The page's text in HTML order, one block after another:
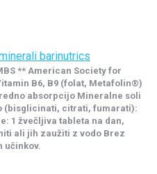
** American Society for
B6, B9 (folat, Metafolin®)
absorpcijo Mineralne soli
(bisglicinati, citrati, fumarati):
1 žvečljiva tableta na dan,
ali jih zaužiti z vodo Brez
učinkov.